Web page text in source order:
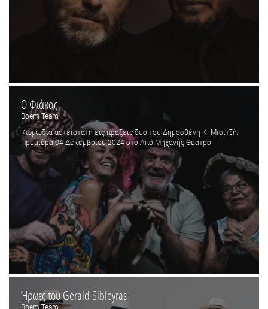
Ο Φιάκας
Boem Team
Κωμωδία αστειοτάτη εις πράξεις δύο του Δημοσθένη Κ. Μισιτζή.
Πρεμιέρα 04 Δεκεμβρίου 2024 στο Από Μηχανής Θέατρο
Ήρωες του Gerald Sibleyras
Boem Team